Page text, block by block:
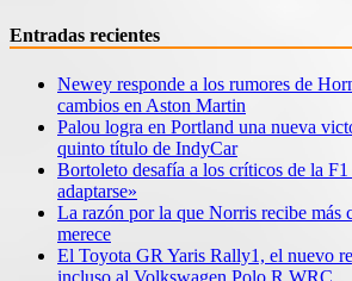
Entradas recientes
Newey responde a los rumores de
cambios en Aston Martin
Palou logra en Portland una nueva
quinto título de IndyCar
Bortoleto desafía a los críticos de la
adaptarse»
La razón por la que Norris recibe más
merece
El Toyota GR Yaris Rally1, el nuevo